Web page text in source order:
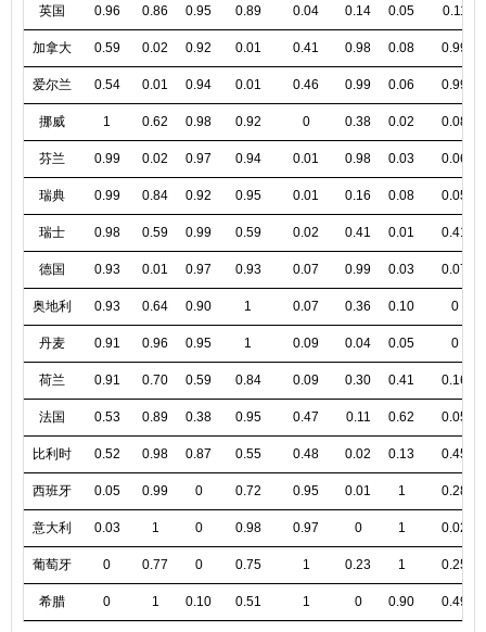
英国 0.96 0.86 0.95 0.89 0.04 0.14 0.05 0.11
加拿大 0.59 0.02 0.92 0.01 0.41 0.98 0.08 0.99
爱尔兰 0.54 0.01 0.94 0.01 0.46 0.99 0.06 0.99
挪威 1 0.62 0.98 0.92 0 0.38 0.02 0.08
芬兰 0.99 0.02 0.97 0.94 0.01 0.98 0.03 0.06
瑞典 0.99 0.84 0.92 0.95 0.01 0.16 0.08 0.05
瑞士 0.98 0.59 0.99 0.59 0.02 0.41 0.01 0.41
德国 0.93 0.01 0.97 0.93 0.07 0.99 0.03 0.07
奥地利 0.93 0.64 0.90 1 0.07 0.36 0.10 0
丹麦 0.91 0.96 0.95 1 0.09 0.04 0.05 0
荷兰 0.91 0.70 0.59 0.84 0.09 0.30 0.41 0.16
法国 0.53 0.89 0.38 0.95 0.47 0.11 0.62 0.05
比利时 0.52 0.98 0.87 0.55 0.48 0.02 0.13 0.45
西班牙 0.05 0.99 0 0.72 0.95 0.01 1 0.28
意大利 0.03 1 0 0.98 0.97 0 1 0.02
葡萄牙 0 0.77 0 0.75 1 0.23 1 0.25
希腊 0 1 0.10 0.51 1 0 0.90 0.49